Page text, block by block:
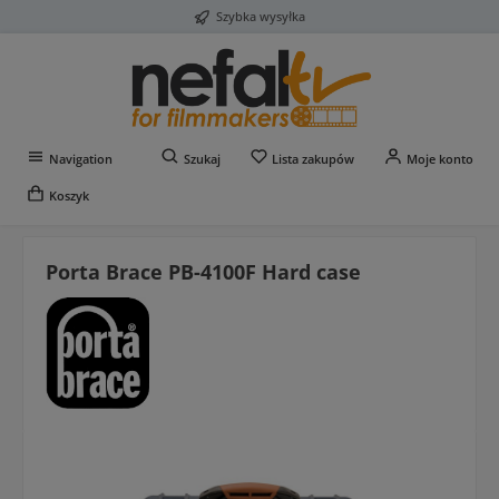
Szybka wysyłka
Navigation Szukaj Lista zakupówMasz 0 przedmioty na
Moje konto
Koszyk
Porta Brace PB-4100F Hard case